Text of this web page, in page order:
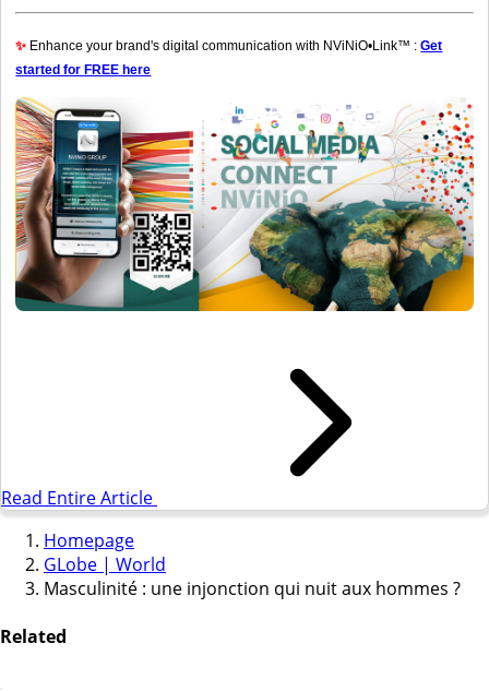
✨ Enhance your brand's digital communication with NViNiO•Link™ :Get
started for FREE here
Read Entire Article
Homepage
GLobe | World
Masculinité : une injonction qui nuit aux hommes ?
Related